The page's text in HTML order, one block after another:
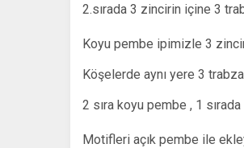
2.sırada 3 zincirin içine 3
Koyu pembe ipimizle 3
Köşelerde aynı yere 3
2 sıra koyu pembe , 1
Motifleri açık pembe ile